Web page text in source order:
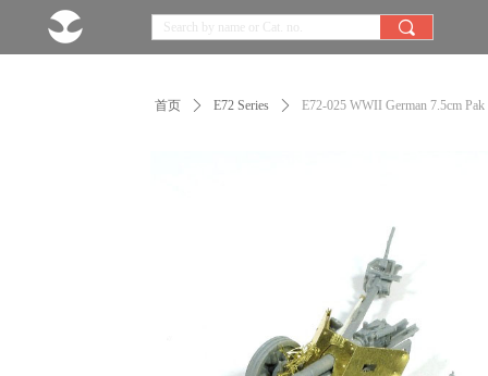
끠
首页 ꄲ E72 Series ꄲ E72-025 WWII German 7.5cm